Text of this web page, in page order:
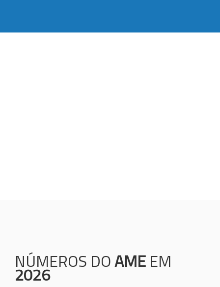
NÚMEROS DOAME EM
2026